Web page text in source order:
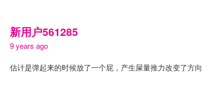
新用户561285
9 years ago
估计是弹起来的时候放了一个屁，产生屎量推力改变了方向